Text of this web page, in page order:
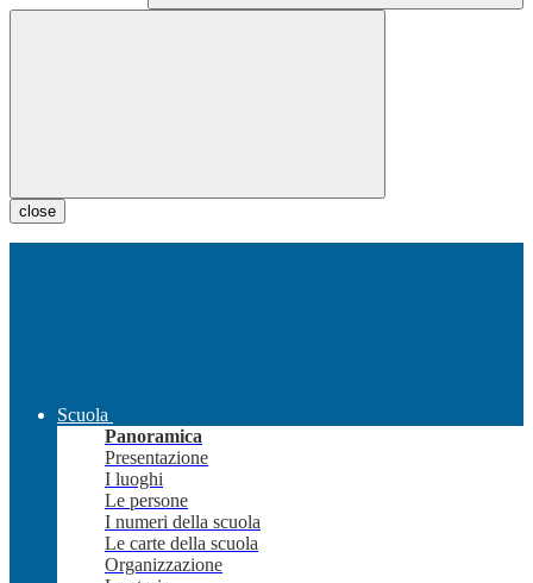
close
Scuola
Panoramica
Presentazione
I luoghi
Le persone
I numeri della scuola
Le carte della scuola
Organizzazione